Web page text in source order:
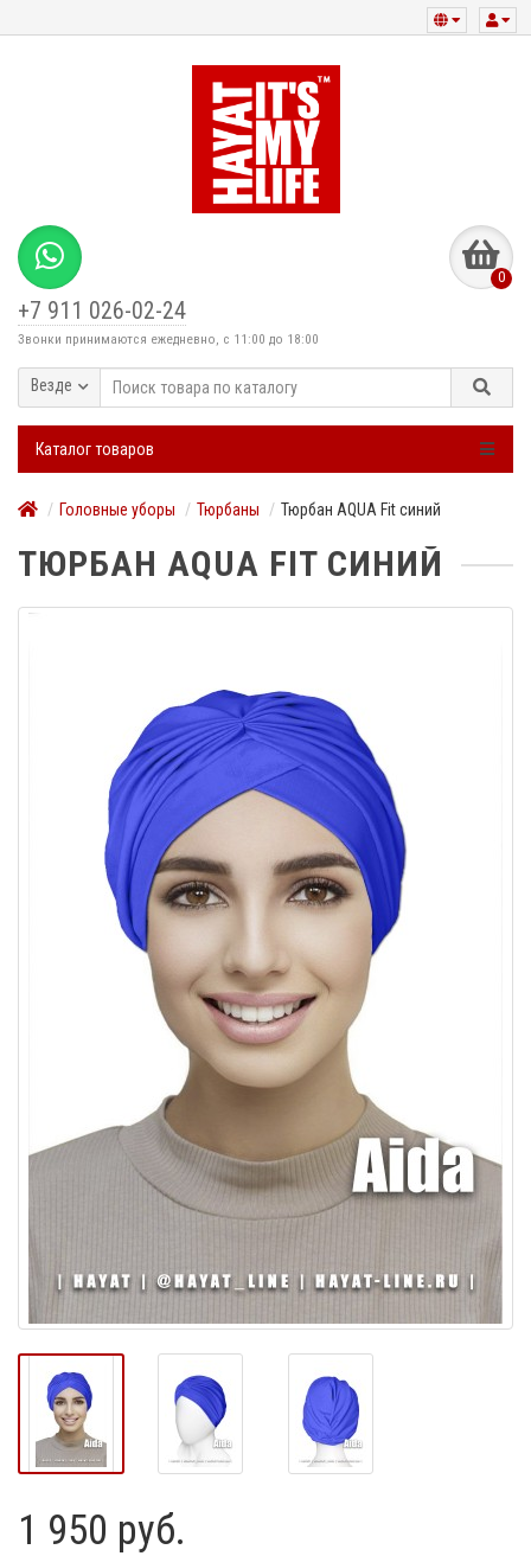
+7 911 026-02-24
Звонки принимаются ежедневно, с 11:00 до 18:00
0
Везде
Каталог товаров
Головные уборы Тюрбаны Тюрбан AQUA Fit синий
ТЮРБАН AQUA FIT СИНИЙ
1 950 руб.